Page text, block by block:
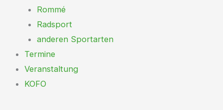
Rommé
Radsport
anderen Sportarten
Termine
Veranstaltung
KOFO